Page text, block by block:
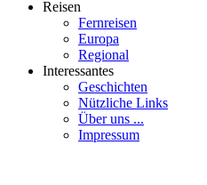
Reisen
Fernreisen
Europa
Regional
Interessantes
Geschichten
Nützliche Links
Über uns ...
Impressum